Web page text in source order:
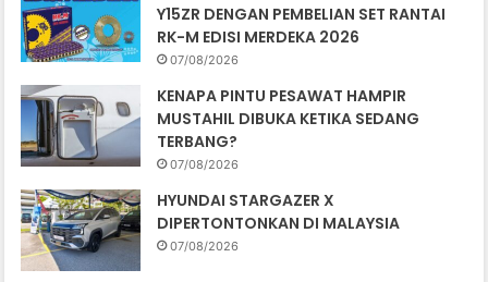
Y15ZR DENGAN PEMBELIAN SET RANTAI
RK-M EDISI MERDEKA 2026
07/08/2026
KENAPA PINTU PESAWAT HAMPIR
MUSTAHIL DIBUKA KETIKA SEDANG
TERBANG?
07/08/2026
HYUNDAI STARGAZER X
DIPERTONTONKAN DI MALAYSIA
07/08/2026